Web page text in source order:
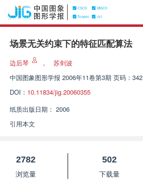
场景无关约束下的特征匹配算法
边后琴 ，
苏剑波
中国图象图形学报 2006年11卷第3期 页码：342
DOI： 10.11834/jig.20060355
纸质出版日期： 2006
引用本文
2782
浏览量
502
下载量